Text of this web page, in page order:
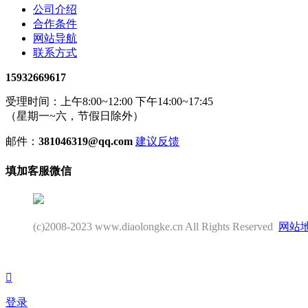
公司介绍
合作条件
网站导航
联系方式
15932669617
受理时间：上午8:00~12:00 下午14:00~17:45
（星期一~六，节假日除外）
邮件： 381046319@qq.com 建议反馈
填加客服微信
(c)2008-2023 www.diaolongke.cn All Rights Reserved 网站

登录